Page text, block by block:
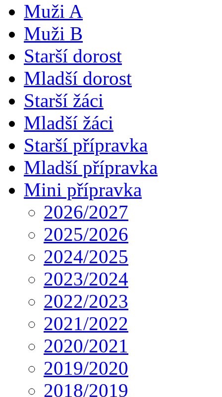
Muži A
Muži B
Starší dorost
Mladší dorost
Starší žáci
Mladší žáci
Starší přípravka
Mladší přípravka
Mini přípravka
2026/2027
2025/2026
2024/2025
2023/2024
2022/2023
2021/2022
2020/2021
2019/2020
2018/2019